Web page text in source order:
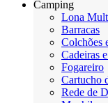
Camping
Lona
Barracas
Colchões
Cadeiras
Fogareiro
Cartucho
Rede de